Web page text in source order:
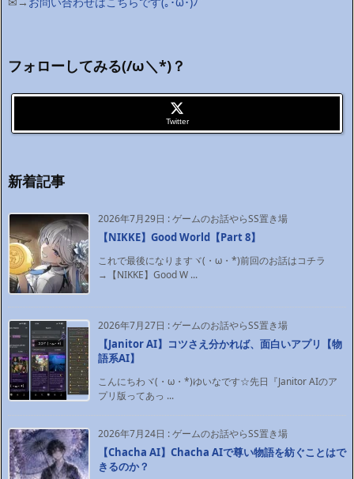
フォローしてみる(/ω＼*)？
Twitter
新着記事
2026年7月29日 :ゲームのお話やらSS置き場
【NIKKE】Good World【Part 8】
これで最後になりますヾ(・ω・*)前回のお話はコチラ
→【NIKKE】Good W ...
2026年7月27日 :ゲームのお話やらSS置き場
【Janitor AI】コツさえ分かれば、面白いアプリ【物
語系AI】
こんにちわヾ(・ω・*)ゆいなです☆先日『Janitor AIのア
プリ版ってあっ ...
2026年7月24日 :ゲームのお話やらSS置き場
【Chacha AI】Chacha AIで尊い物語を紡ぐことはで
きるのか？